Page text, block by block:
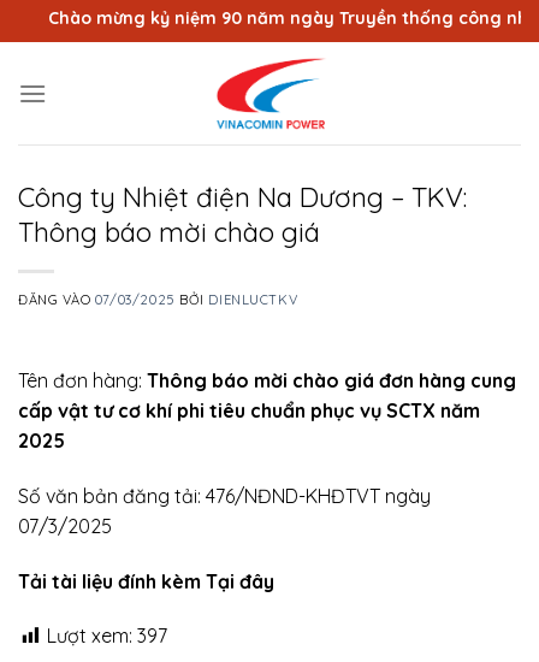
qua
dung
Chào mừng kỷ niệm 90 năm ngày Truyền thống công
Công ty Nhiệt điện Na Dương – TKV:
Thông báo mời chào giá
ĐĂNG VÀO07/03/2025 BỞI DIENLUCTKV
Tên đơn hàng: Thông báo mời chào giá đơn hàng cung
cấp vật tư cơ khí phi tiêu chuẩn phục vụ SCTX năm
2025
Số văn bản đăng tải: 476/NĐND-KHĐTVT ngày
07/3/2025
Tải tài liệu đính kèm Tại đây
Lượt xem: 397